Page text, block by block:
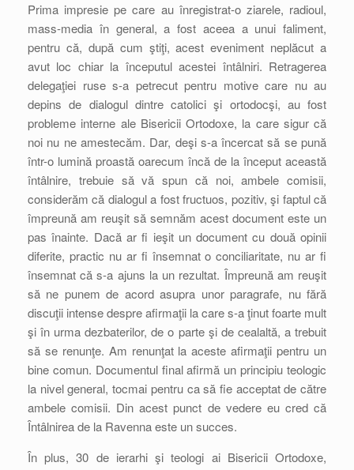
Prima impresie pe care au înregistrat-o ziarele, radioul,
mass-media în general, a fost aceea a unui faliment,
pentru că, după cum ştiţi, acest eveniment neplăcut a
avut loc chiar la începutul acestei întâlniri. Retragerea
delegaţiei ruse s-a petrecut pentru motive care nu au
depins de dialogul dintre catolici şi ortodocşi, au fost
probleme interne ale Bisericii Ortodoxe, la care sigur că
noi nu ne amestecăm. Dar, deşi s-a încercat să se pună
într-o lumină proastă oarecum încă de la început această
întâlnire, trebuie să vă spun că noi, ambele comisii,
considerăm că dialogul a fost fructuos, pozitiv, şi faptul că
împreună am reuşit să semnăm acest document este un
pas înainte. Dacă ar fi ieşit un document cu două opinii
diferite, practic nu ar fi însemnat o conciliaritate, nu ar fi
însemnat că s-a ajuns la un rezultat. Împreună am reuşit
să ne punem de acord asupra unor paragrafe, nu fără
discuţii intense despre afirmaţii la care s-a ţinut foarte mult
şi în urma dezbaterilor, de o parte şi de cealaltă, a trebuit
să se renunţe. Am renunţat la aceste afirmaţii pentru un
bine comun. Documentul final afirmă un principiu teologic
la nivel general, tocmai pentru ca să fie acceptat de către
ambele comisii. Din acest punct de vedere eu cred că
Întâlnirea de la Ravenna este un succes.
În plus, 30 de ierarhi şi teologi ai Bisericii Ortodoxe,